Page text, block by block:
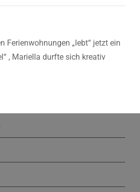
Ferienwohnungen „lebt“ jetzt ein
, Mariella durfte sich kreativ